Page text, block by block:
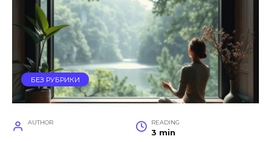
БЕЗ РУБРИКИ
AUTHOR READING
3 min